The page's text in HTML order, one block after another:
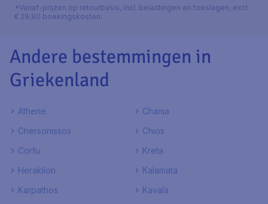
*Vanaf-prijzen op retourbasis, incl. belastingen en toeslagen, excl.
€ 29,90 boekingskosten.
Andere bestemmingen in
Griekenland
Athene
Chania
Chersonissos
Chios
Corfu
Kreta
Heraklion
Kalamata
Karpathos
Kavala